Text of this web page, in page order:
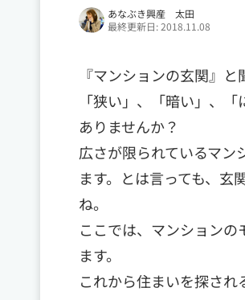
あなぶき興産 太田
最終更新日: 2018.11.08
『マンションの玄関』
「狭い」、「暗い」、
ありませんか？
広さが限られているマン
ます。とは言っても、
ね。
ここでは、マンション
ます。
これから住まいを探され